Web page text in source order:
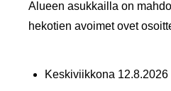
Alu­een asuk­kail­la on
he­ko­tien avoi­met ovet
Kes­ki­viik­ko­na